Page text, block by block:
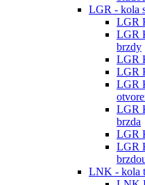
LGR - kola
LGR
LGR
brzdy
LGR
LGR
LGR
LGR
brzda
LGR
LGR
LNK - kola